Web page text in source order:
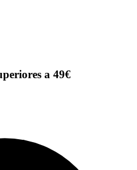
a 49€